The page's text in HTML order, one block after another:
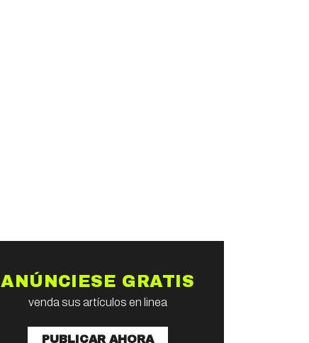
ANÚNCIESE GRATIS
venda sus artículos en linea
PUBLICAR AHORA